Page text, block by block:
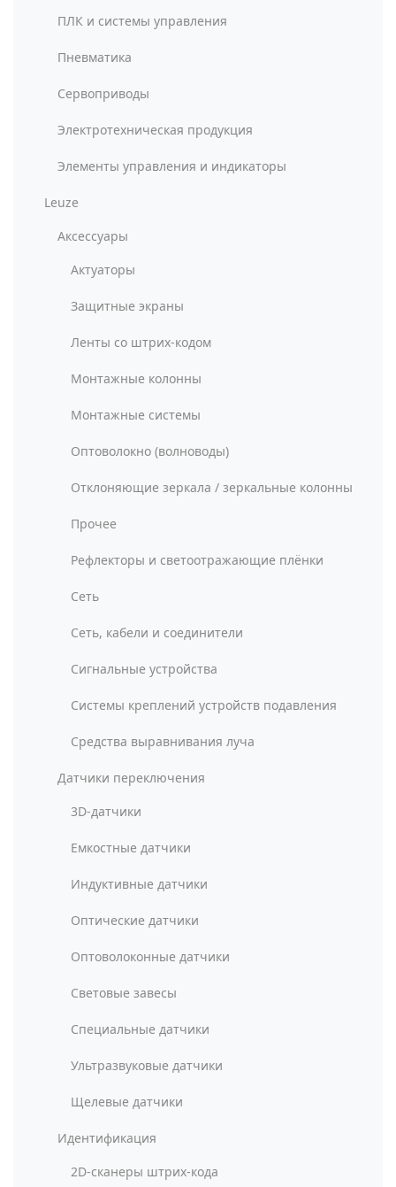
ПЛК и системы управления
Пневматика
Сервоприводы
Электротехническая продукция
Элементы управления и индикаторы
Leuze
Аксессуары
Актуаторы
Защитные экраны
Ленты со штрих-кодом
Монтажные колонны
Монтажные системы
Оптоволокно (волноводы)
Отклоняющие зеркала / зеркальные колонны
Прочее
Рефлекторы и светоотражающие плёнки
Сеть
Сеть, кабели и соединители
Сигнальные устройства
Системы креплений устройств подавления
Средства выравнивания луча
Датчики переключения
3D-датчики
Емкостные датчики
Индуктивные датчики
Оптические датчики
Оптоволоконные датчики
Световые завесы
Специальные датчики
Ультразвуковые датчики
Щелевые датчики
Идентификация
2D-сканеры штрих-кода